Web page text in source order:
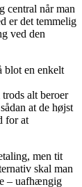
central når man
er det temmelig
ved den
blot en enkelt
alt beroer
at de højst
for at
men tit
skal man
– uafhængig